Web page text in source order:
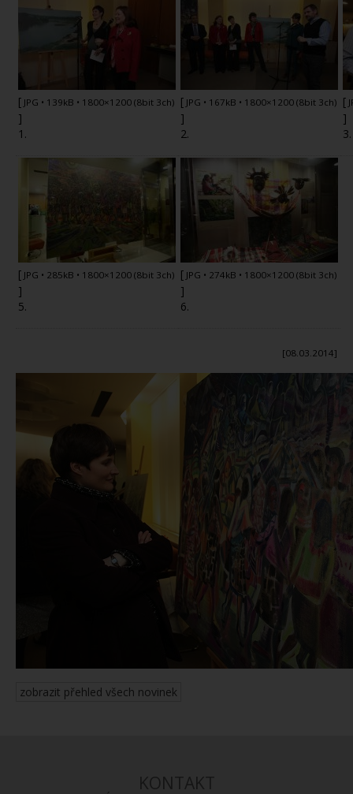
[ JPG • 139kB • 1800×1200 (8bit 3ch)
]
1.
[ JPG • 167kB • 1800×1200 (8bit 3ch)
]
2.
[
]
3.
[ JPG • 285kB • 1800×1200 (8bit 3ch)
]
5.
[ JPG • 274kB • 1800×1200 (8bit 3ch)
]
6.
[08.03.2014]
zobrazit přehled všech novinek
KONTAKT